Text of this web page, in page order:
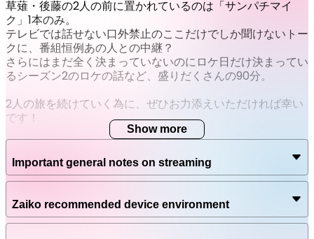
草薙・後藤の2人の前に置かれているのは「サンパチマイ
ク」1本のみ。
テレビでは話せない口外禁止のここだけでしか聞けないトー
クに、番組恒例あの人との中継？
さらにはまだ全く決まっていないのにロケ日だけ決まってい
るシーズン2のロケの話など、盛りだくさんの90分。
2人の旅を続けていく為に、ぜひお力添えいただければ幸い
です！
【出演】
草薙航基（宮下草薙）／後藤拓実（四千頭身）／ほか
【注意事項】
■このライブのトーク内容は、トーク参加者だけの秘密で
Show more
Important general notes on streaming
Zaiko recommended device environment